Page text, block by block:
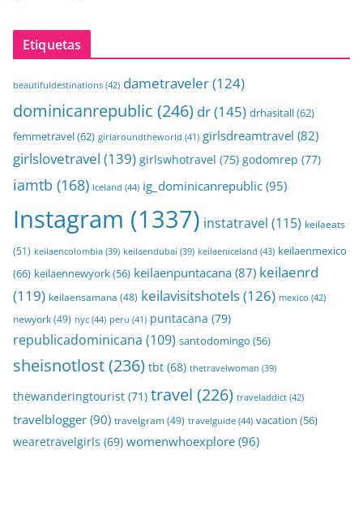
Etiquetas
beautifuldestinations (42) dametraveler(124)
dominicanrepublic (246) dr(145) drhasitall(62)
femmetravel(62) girlaroundtheworld (41) girlsdreamtravel (82)
girlslovetravel (139) girlswhotravel (75) godomrep (77)
iamtb (168) iceland (44) ig_dominicanrepublic (95)
Instagram (1337) instatravel (115) keilaeats
(51) keilaencolombia (39) keilaendubai (39) keilaeniceland (43) keilaenmexico
(66) keilaennewyork(56) keilaenpuntacana (87) keilaenrd
(119) keilaensamana (48) keilavisitshotels(126) mexico (42)
newyork(49) nyc (44) peru (41) puntacana (79)
republicadominicana (109) santodomingo (56)
sheisnotlost(236) tbt (68) thetravelwoman (39)
thewanderingtourist (71) travel (226) traveladdict (42)
travelblogger (90) travelgram(49) travelguide (44) vacation (56)
wearetravelgirls (69) womenwhoexplore(96)